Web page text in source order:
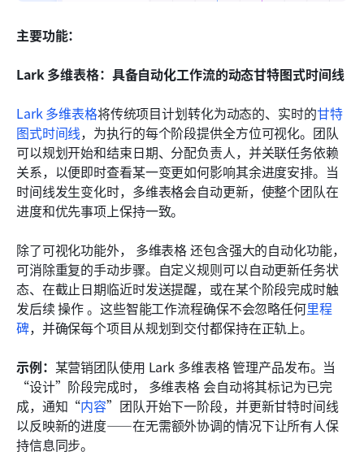
主要功能：
Lark 多维表格：具备自动化工作流的动态甘特图式时间线
Lark 多维表格将传统项目计划转化为动态的、实时的甘特
图式时间线，为执行的每个阶段提供全方位可视化。团队
可以规划开始和结束日期、分配负责人，并关联任务依赖
关系，以便即时查看某一变更如何影响其余进度安排。当
时间线发生变化时，多维表格会自动更新，使整个团队在
进度和优先事项上保持一致。
除了可视化功能外， 多维表格 还包含强大的自动化功能，
可消除重复的手动步骤。自定义规则可以自动更新任务状
态、在截止日期临近时发送提醒，或在某个阶段完成时触
发后续 操作 。这些智能工作流程确保不会忽略任何里程
碑，并确保每个项目从规划到交付都保持在正轨上。
示例： 某营销团队使用 Lark 多维表格 管理产品发布。当
“设计”阶段完成时， 多维表格 会自动将其标记为已完
成，通知“内容”团队开始下一阶段，并更新甘特时间线
以反映新的进度——在无需额外协调的情况下让所有人保
持信息同步。